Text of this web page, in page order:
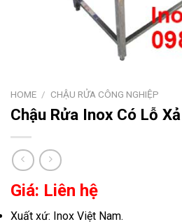
HOME / CHẬU RỬA CÔNG NGHIỆP
Chậu Rửa Inox Có Lỗ
Giá: Liên hệ
Xuất xứ: Inox Việt Nam.